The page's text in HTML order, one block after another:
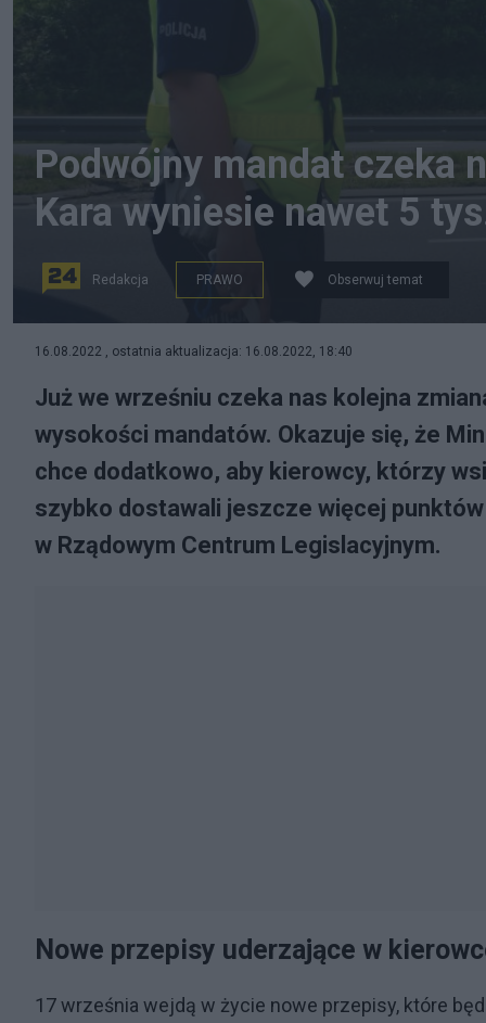
Komenda Powiatowa Policji w Cieszynie
Podwójny mandat czeka
Kara wyniesie nawet 5
Redakcja PRAWO Obserwuj temat
16.08.2022 , ostatnia aktualizacja: 16.08.2022, 18:40
Już we wrześniu czeka nas kolejna
wysokości mandatów. Okazuje się, że
chce dodatkowo, aby kierowcy, którzy
szybko dostawali jeszcze więcej
w Rządowym Centrum Legislacyjnym.
Nowe przepisy uderzające w
17 września wejdą w życie nowe przepisy, które